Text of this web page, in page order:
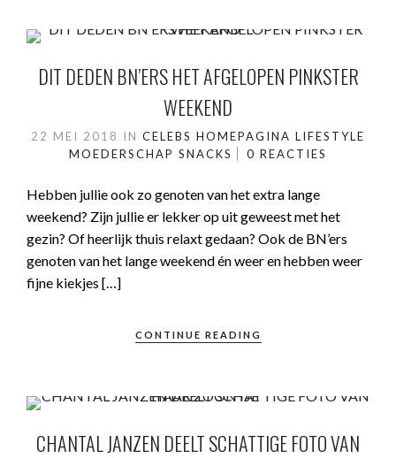
DIT DEDEN BN’ERS HET AFGELOPEN PINKSTER
WEEKEND
22 MEI 2018 IN CELEBS HOMEPAGINA LIFESTYLE
MOEDERSCHAP SNACKS 0 REACTIES
Hebben jullie ook zo genoten van het extra lange
weekend? Zijn jullie er lekker op uit geweest met het
gezin? Of heerlijk thuis relaxt gedaan? Ook de BN’ers
genoten van het lange weekend én weer en hebben weer
fijne kiekjes […]
CONTINUE READING
CHANTAL JANZEN DEELT SCHATTIGE FOTO VAN